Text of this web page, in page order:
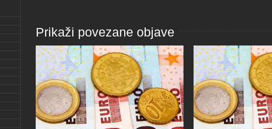
Prikaži povezane objave